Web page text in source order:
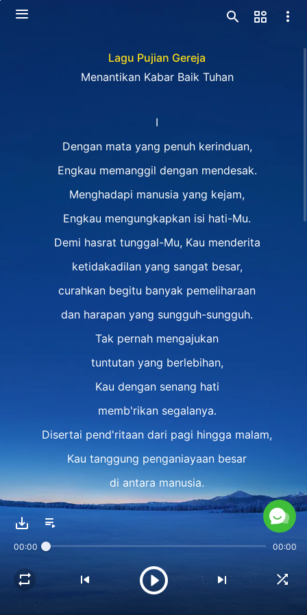
Lagu Pujian Gereja
Menantikan Kabar Baik Tuhan
I
Dengan mata yang penuh kerinduan,
Engkau memanggil dengan mendesak.
Menghadapi manusia yang kejam,
Engkau mengungkapkan isi hati-Mu.
Demi hasrat tunggal-Mu, Kau menderita
ketidakadilan yang sangat besar,
curahkan begitu banyak pemeliharaan
dan harapan yang sungguh-sungguh.
Tak pernah mengajukan
tuntutan yang berlebihan,
Kau dengan senang hati
memb'rikan segalanya.
Disertai pend'ritaan dari pagi hingga malam,
Kau tanggung penganiayaan besar
di antara manusia.
Siapa yang dapat sebanding
yang paling terhormat dan kudus.
00:00 00:00